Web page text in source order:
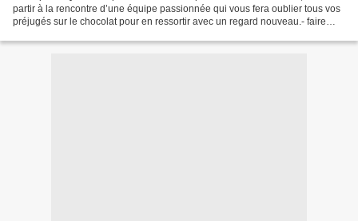
partir à la rencontre d’une équipe passionnée qui vous fera oublier tous vos
préjugés sur le chocolat pour en ressortir avec un regard nouveau.- faire